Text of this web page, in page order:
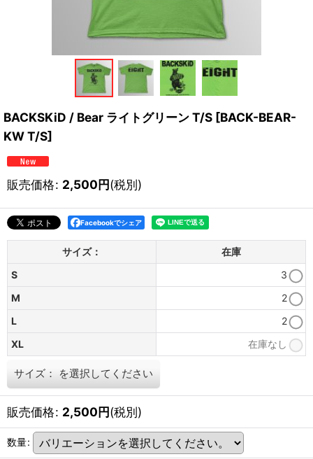
BACKSKiD / Bear ライトグリーン T/S [BACK-BEAR-
KW T/S]
販売価格: 2,500円(税別)
Facebookでシェア
サイズ：
在庫
S
3
M
2
L
2
XL
在庫なし
サイズ： を選択してください
販売価格: 2,500円(税別)
数量: